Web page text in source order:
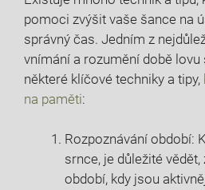
pomoci zvýšit ⁣vaše šance⁤ na
správný⁤ čas. Jedním z
vnímání a rozumění době lovu
některé klíčové techniky a tipy,
na paměti:
Rozpoznávání období:
srnce,⁣ je důležité‍
období,⁣ kdy ⁣jsou